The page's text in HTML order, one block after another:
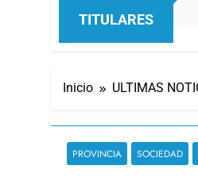
TITULARES
Inicio ULTIMAS
PROVINCIA SOCIEDAD